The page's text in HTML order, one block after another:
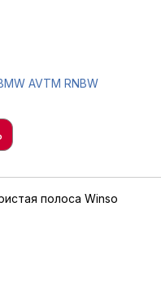
AVTM RNBW